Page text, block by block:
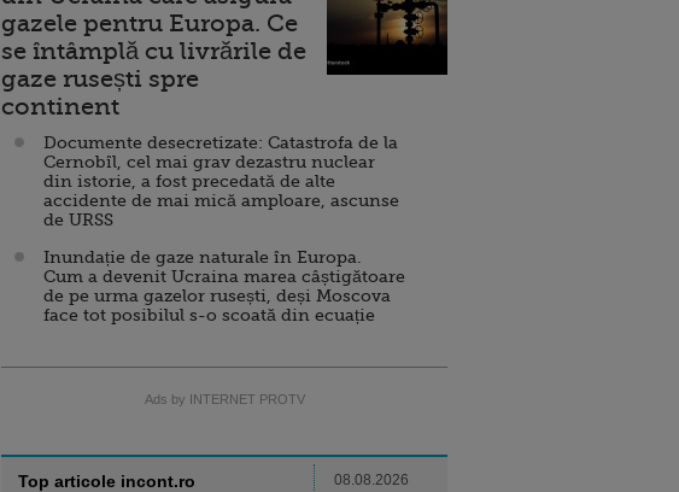
gazele pentru Europa. Ce
se întâmplă cu livrările de
gaze rusești spre
continent
Documente desecretizate: Catastrofa de la
Cernobîl, cel mai grav dezastru nuclear
din istorie, a fost precedată de alte
accidente de mai mică amploare, ascunse
de URSS
Inundație de gaze naturale în Europa.
Cum a devenit Ucraina marea câștigătoare
de pe urma gazelor rusești, deși Moscova
face tot posibilul s-o scoată din ecuație
Ads by INTERNET PROTV
Top articole incont.ro 08.08.2026